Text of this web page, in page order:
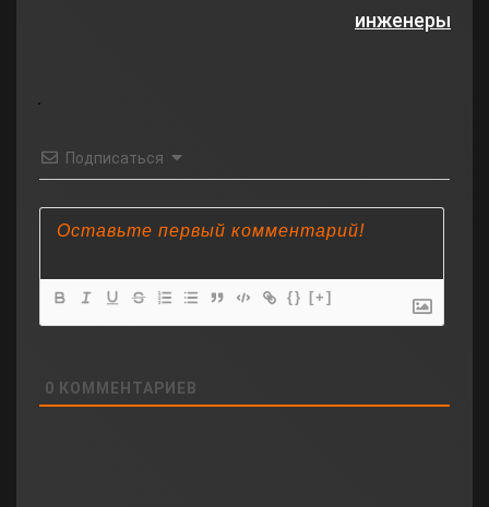
инженеры
Подписаться
{} [+]
0 КОММЕНТАРИЕВ